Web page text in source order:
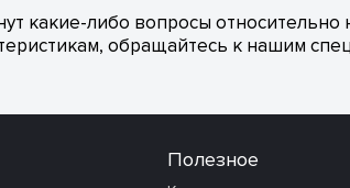
какие-либо вопросы
обращайтесь к нашим
Полезное